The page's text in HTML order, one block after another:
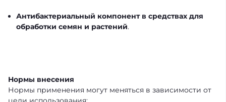
Антибактериальный компонент в средствах для
обработки семян и растений.
Нормы внесения
Нормы применения могут меняться в зависимости от